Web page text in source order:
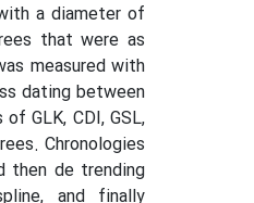
a diameter of
that were as
measured with
dating between
GLK, CDI, GSL,
Chronologies
then de trending
and finally